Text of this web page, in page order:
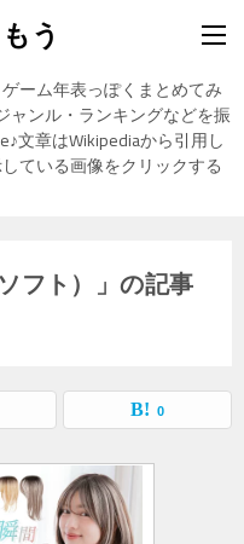
う
ーム年表っぽくまとめてみ
ャンル・ランキングなどを振
文章はWikipediaから引用し
ている画像をクリックする
フト）」の記事
0